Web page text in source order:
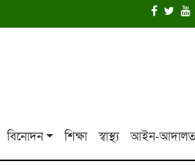
বিনোদন শিক্ষা স্বাস্থ্য আইন-